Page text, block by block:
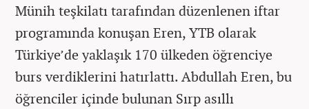
Münih teşkilatı tarafından düzenlenen iftar
programında konuşan Eren, YTB olarak
Türkiye’de yaklaşık 170 ülkeden öğrenciye
burs verdiklerini hatırlattı. Abdullah Eren, bu
öğrenciler içinde bulunan Sırp asıllı